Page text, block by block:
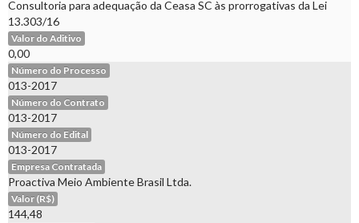
Consultoria para adequação da Ceasa SC às prorrogativas da Lei
13.303/16
Valor do Aditivo
0,00
Número do Processo
013-2017
Número do Contrato
013-2017
Número do Edital
013-2017
Empresa Contratada
Proactiva Meio Ambiente Brasil Ltda.
Valor (R$)
144,48